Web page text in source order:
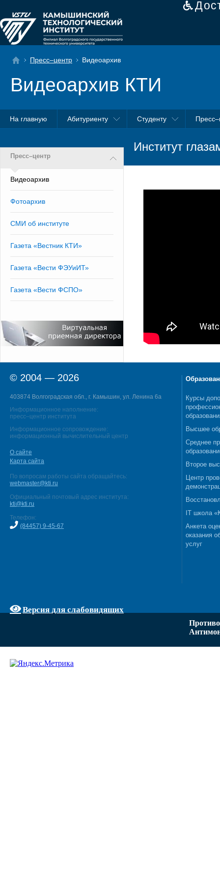
Пресс–центр Видеоархив
Видеоархив КТИ
На главную Абитуриенту Студенту
Пресс–центр
Видеоархив
Фотоархив
СМИ об институте
Газета «Вестник КТИ»
Газета «Вести ФЭУиИТ»
Газета «Вести ФСПО»
Институт
© 2004 — 2026
403874 Волгоградская обл., г. Камышин, ул. Ленина 6а
Информационное наполнение:
пресс–центр института
Информационное сопровождение:
информационный вычислительный центр
О сайте
Карта сайта
По вопросам работы сайта обращайтесь:
webmaster@kti.ru
Официальный почтовый адрес института:
kti@kti.ru
Телефон:
(84457) 9-45-67
Версия для слабовидящих
Курсы
Высшее
Среднее
Второе
Центр
IT школа
Анкета
оказания
услуг